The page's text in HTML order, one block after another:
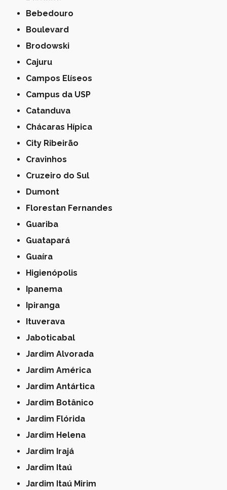
Bebedouro
Boulevard
Brodowski
Cajuru
Campos Elíseos
Campus da USP
Catanduva
Chácaras Hípica
City Ribeirão
Cravinhos
Cruzeiro do Sul
Dumont
Florestan Fernandes
Guariba
Guatapará
Guaíra
Higienópolis
Ipanema
Ipiranga
Ituverava
Jaboticabal
Jardim Alvorada
Jardim América
Jardim Antártica
Jardim Botânico
Jardim Flórida
Jardim Helena
Jardim Irajá
Jardim Itaú
Jardim Itaú Mirim